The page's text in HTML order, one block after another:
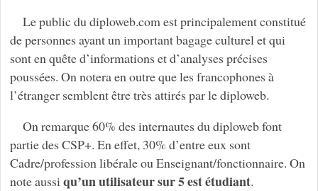
Le public du diploweb.com est principalement constitué
de personnes ayant un important bagage culturel et qui
sont en quête d’informations et d’analyses précises
poussées. On notera en outre que les francophones à
l’étranger semblent être très attirés par le diploweb.
On remarque 60% des internautes du diploweb font
partie des CSP+. En effet, 30% d’entre eux sont
Cadre/profession libérale ou Enseignant/fonctionnaire. On
note aussiqu’un utilisateur sur 5 est étudiant.